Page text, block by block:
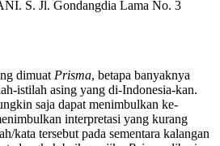
S. Jl. Gondangdia Lama No. 3
dimuat Prisma, betapa banyaknya
istilah asing yang di-Indonesia-kan.
saja dapat menimbulkan ke-
interpretasi yang kurang
kata tersebut pada sementara kalangan